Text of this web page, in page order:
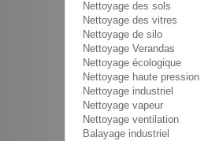
Nettoyage des sols
Nettoyage des vitres
Nettoyage de silo
Nettoyage Verandas
Nettoyage écologique
Nettoyage haute pression
Nettoyage industriel
Nettoyage vapeur
Nettoyage ventilation
Balayage industriel